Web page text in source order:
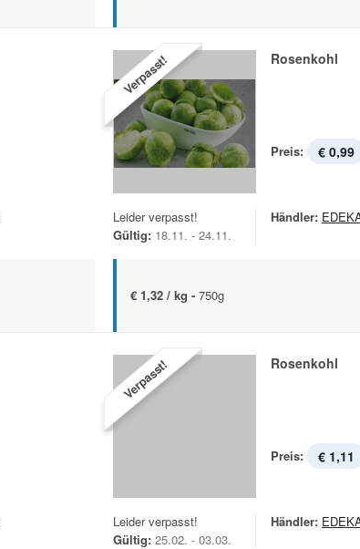
Verpasst! Rosenkohl
Preis: € 0,99
Leider verpasst!
Gültig: 18.11. - 24.11.
Händler:
€ 1,32 / kg - 750g
Verpasst! Rosenkohl
Preis: € 1,11
Leider verpasst!
Gültig: 25.02. - 03.03.
Händler: